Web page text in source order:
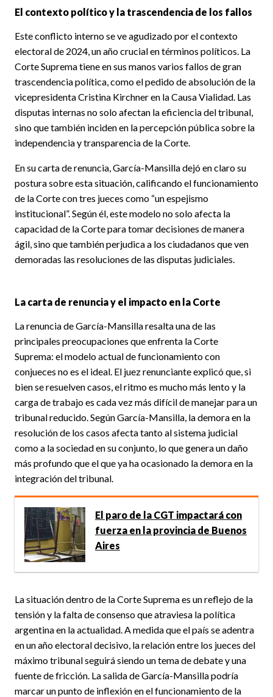
El contexto político y la trascendencia de los fallos
Este conflicto interno se ve agudizado por el contexto
electoral de 2024, un año crucial en términos políticos. La
Corte Suprema tiene en sus manos varios fallos de gran
trascendencia política, como el pedido de absolución de la
vicepresidenta Cristina Kirchner en la Causa Vialidad. Las
disputas internas no solo afectan la eficiencia del tribunal,
sino que también inciden en la percepción pública sobre la
independencia y transparencia de la Corte.
En su carta de renuncia, García-Mansilla dejó en claro su
postura sobre esta situación, calificando el funcionamiento
de la Corte con tres jueces como “un espejismo
institucional”. Según él, este modelo no solo afecta la
capacidad de la Corte para tomar decisiones de manera
ágil, sino que también perjudica a los ciudadanos que ven
demoradas las resoluciones de las disputas judiciales.
La carta de renuncia y el impacto en la Corte
La renuncia de García-Mansilla resalta una de las
principales preocupaciones que enfrenta la Corte
Suprema: el modelo actual de funcionamiento con
conjueces no es el ideal. El juez renunciante explicó que, si
bien se resuelven casos, el ritmo es mucho más lento y la
carga de trabajo es cada vez más difícil de manejar para un
tribunal reducido. Según García-Mansilla, la demora en la
resolución de los casos afecta tanto al sistema judicial
como a la sociedad en su conjunto, lo que genera un daño
más profundo que el que ya ha ocasionado la demora en la
integración del tribunal.
El paro de la CGT impactará con
fuerza en la provincia de Buenos
Aires
La situación dentro de la Corte Suprema es un reflejo de la
tensión y la falta de consenso que atraviesa la política
argentina en la actualidad. A medida que el país se adentra
en un año electoral decisivo, la relación entre los jueces del
máximo tribunal seguirá siendo un tema de debate y una
fuente de fricción. La salida de García-Mansilla podría
marcar un punto de inflexión en el funcionamiento de la